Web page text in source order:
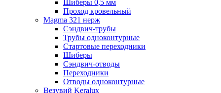
Шиберы 0,5 мм
Проход кровельный
Magma 321 нерж
Сэндвич-трубы
Трубы одноконтурные
Стартовые переходники
Шиберы
Сэндвич-отводы
Переходники
Отводы одноконтурные
Везувий Keralux